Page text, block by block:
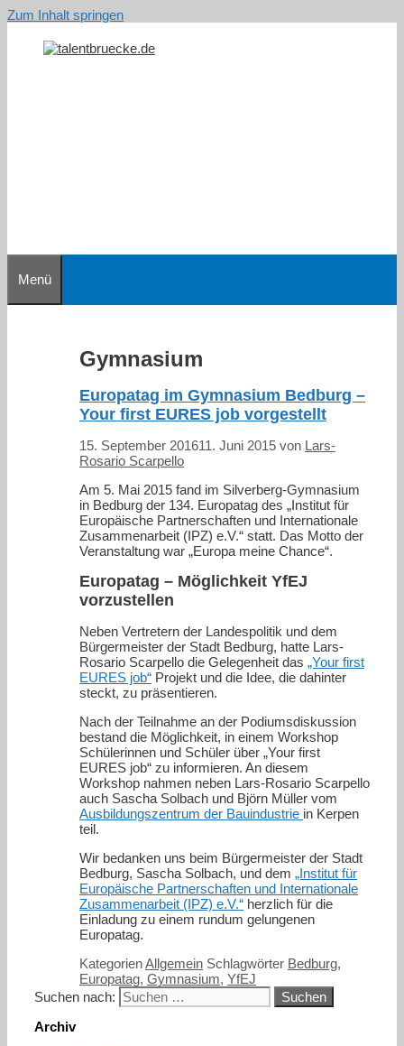
Zum Inhalt springen
Menü
Gymnasium
Europatag im Gymnasium Bedburg –
Your first EURES job vorgestellt
15. September 201611. Juni 2015 von Lars-
Rosario Scarpello
Am 5. Mai 2015 fand im Silverberg-Gymnasium
in Bedburg der 134. Europatag des „Institut für
Europäische Partnerschaften und Internationale
Zusammenarbeit (IPZ) e.V.“ statt. Das Motto der
Veranstaltung war „Europa meine Chance“.
Europatag – Möglichkeit YfEJ
vorzustellen
Neben Vertretern der Landespolitik und dem
Bürgermeister der Stadt Bedburg, hatte Lars-
Rosario Scarpello die Gelegenheit das „Your first
EURES job“ Projekt und die Idee, die dahinter
steckt, zu präsentieren.
Nach der Teilnahme an der Podiumsdiskussion
bestand die Möglichkeit, in einem Workshop
Schülerinnen und Schüler über „Your first
EURES job“ zu informieren. An diesem
Workshop nahmen neben Lars-Rosario Scarpello
auch Sascha Solbach und Björn Müller vom
Ausbildungszentrum der Bauindustrie in Kerpen
teil.
Wir bedanken uns beim Bürgermeister der Stadt
Bedburg, Sascha Solbach, und dem „Institut für
Europäische Partnerschaften und Internationale
Zusammenarbeit (IPZ) e.V.“ herzlich für die
Einladung zu einem rundum gelungenen
Europatag.
KategorienAllgemein Schlagwörter Bedburg,
Europatag, Gymnasium, YfEJ
Suchen nach:
Archiv